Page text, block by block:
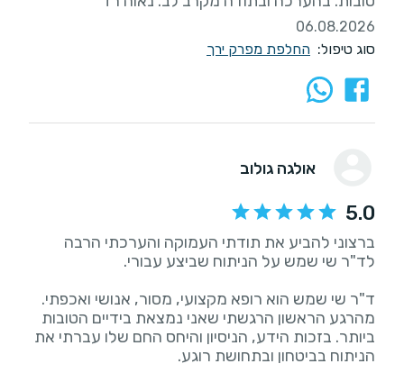
06.08.2026
סוג טיפול: החלפת מפרק ירך
אולגה גולוב
5.0
ברצוני להביע את תודתי העמוקה והערכתי הרבה
ד"ר שי שמש הוא רופא מקצועי, מסור, אנושי ואכפתי.
מהרגע הראשון הרגשתי שאני נמצאת בידיים הטובות
ביותר. בזכות הידע, הניסיון והיחס החם שלו עברתי את